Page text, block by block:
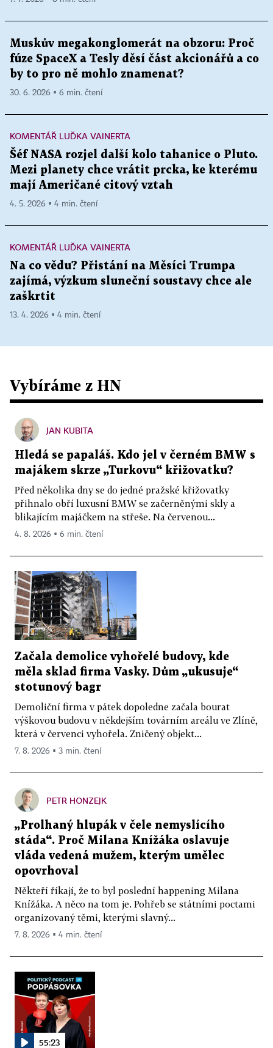
Muskův megakonglomerát na obzoru: Proč
fúze SpaceX a Tesly děsí část akcionářů a co
by to pro ně mohlo znamenat?
30. 6. 2026 ▪ 6 min. čtení
KOMENTÁŘ LUĎKA VAINERTA
Šéf NASA rozjel další kolo tahanice o Pluto.
Mezi planety chce vrátit prcka, ke kterému
mají Američané citový vztah
4. 5. 2026 ▪ 4 min. čtení
KOMENTÁŘ LUĎKA VAINERTA
Na co vědu? Přistání na Měsíci Trumpa
zajímá, výzkum sluneční soustavy chce ale
zaškrtit
13. 4. 2026 ▪ 4 min. čtení
Vybíráme z HN
JAN KUBITA
Hledá se papaláš. Kdo jel v černém BMW s
majákem skrze „Turkovu“ křižovatku?
Před několika dny se do jedné pražské křižovatky
přihnalo obří luxusní BMW se začerněnými skly a
blikajícím majáčkem na střeše. Na červenou...
4. 8. 2026 ▪ 6 min. čtení
Začala demolice vyhořelé budovy, kde
měla sklad firma Vasky. Dům „ukusuje“
stotunový bagr
Demoliční firma v pátek dopoledne začala bourat
výškovou budovu v někdejším továrním areálu ve Zlíně,
která v červenci vyhořela. Zničený objekt...
7. 8. 2026 ▪ 3 min. čtení
PETR HONZEJK
„Prolhaný hlupák v čele nemyslícího
stáda“. Proč Milana Knížáka oslavuje
vláda vedená mužem, kterým umělec
opovrhoval
Někteří říkají, že to byl poslední happening Milana
Knížáka. A něco na tom je. Pohřeb se státními poctami
organizovaný těmi, kterými slavný...
7. 8. 2026 ▪ 4 min. čtení
55:23